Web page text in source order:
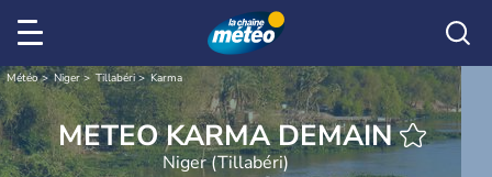
Météo Niger Tillabéri Karma
METEO KARMA DEMAIN
Niger (Tillabéri)